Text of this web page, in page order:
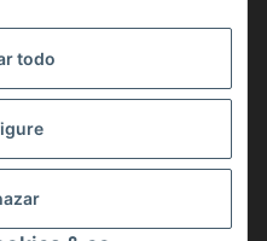
todo
contrato